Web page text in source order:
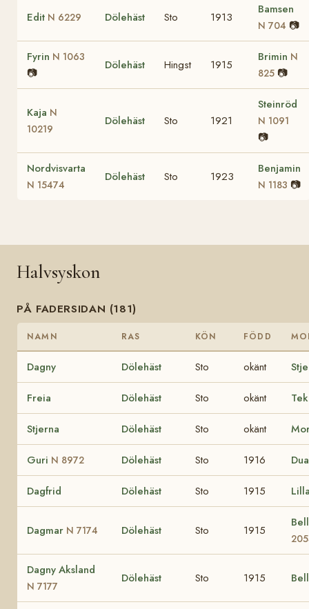
Edit N 6229 Dölehäst Sto 1913
Bamsen
N 704 📷
Fyrin N 1063
📷
Dölehäst Hingst 1915
Brimin N
825 📷
Kaja N
10219
Dölehäst Sto 1921
Steinröd
N 1091
📷
Nordvisvarta
N 15474
Dölehäst Sto 1923
Benjamin
N 1183 📷
Halvsyskon
PÅ FADERSIDAN (181)
NAMN RAS KÖN FÖDD
Dagny Dölehäst Sto okänt
Freia Dölehäst Sto okänt
Stjerna Dölehäst Sto okänt
Guri N 8972 Dölehäst Sto 1916 Dua
Dagfrid Dölehäst Sto 1915
Dagmar N 7174 Dölehäst Sto 1915
Dagny Aksland
N 7177
Dölehäst Sto 1915